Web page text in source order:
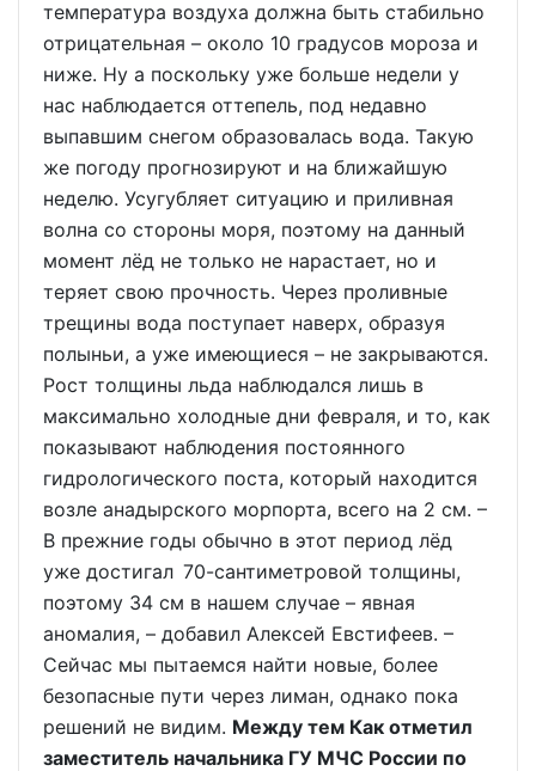
температура воздуха должна быть стабильно
отрицательная – около 10 градусов мороза и
ниже. Ну а поскольку уже больше недели у
нас наблюдается оттепель, под недавно
выпавшим снегом образовалась вода. Такую
же погоду прогнозируют и на ближайшую
неделю. Усугубляет ситуацию и приливная
волна со стороны моря, поэтому на данный
момент лёд не только не нарастает, но и
теряет свою прочность. Через проливные
трещины вода поступает наверх, образуя
полыньи, а уже имеющиеся – не закрываются.
Рост толщины льда наблюдался лишь в
максимально холодные дни февраля, и то, как
показывают наблюдения постоянного
гидрологического поста, который находится
возле анадырского морпорта, всего на 2 см. –
В прежние годы обычно в этот период лёд
уже достигал 70-сантиметровой толщины,
поэтому 34 см в нашем случае – явная
аномалия, – добавил Алексей Евстифеев. –
Сейчас мы пытаемся найти новые, более
безопасные пути через лиман, однако пока
решений не видим. Между тем Как отметил
заместитель начальника ГУ МЧС России по